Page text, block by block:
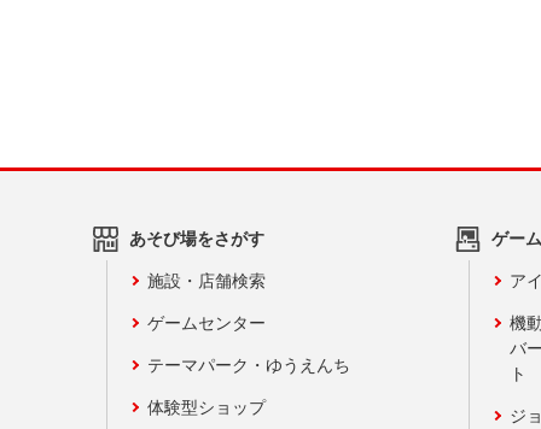
あそび場をさがす
施設・店舗検索
ゲームセンター
テーマパーク・ゆうえんち
体験型ショップ
ゲー
ア
機
バ
ト
ジ